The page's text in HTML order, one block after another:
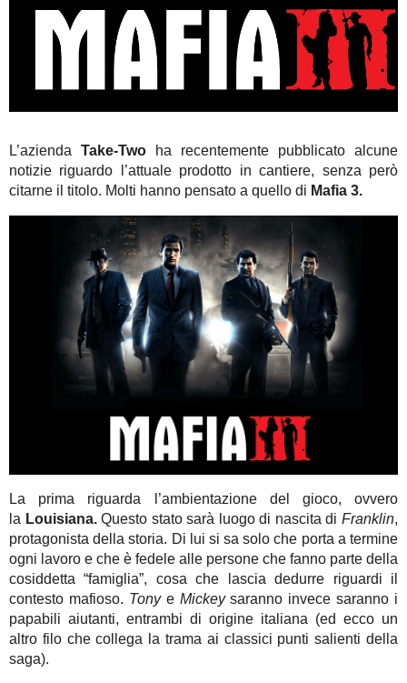
L’azienda Take-Two
ha recentemente pubblicato alcune
notizie riguardo l’attuale prodotto in cantiere, senza però
citarne il titolo. Molti hanno pensato a quello di Mafia 3.
La prima riguarda l’ambientazione del gioco, ovvero
la Louisiana.Questo stato sarà luogo di nascita diFranklin,
protagonista della storia. Di lui si sa solo che porta a termine
ogni lavoro e che è fedele alle persone che fanno parte della
cosiddetta “famiglia”, cosa che lascia dedurre riguardi il
contesto mafioso. Tonye Mickeysaranno invece saranno i
papabili aiutanti, entrambi di origine italiana (ed ecco un
altro filo che collega la trama ai classici punti salienti della
saga).